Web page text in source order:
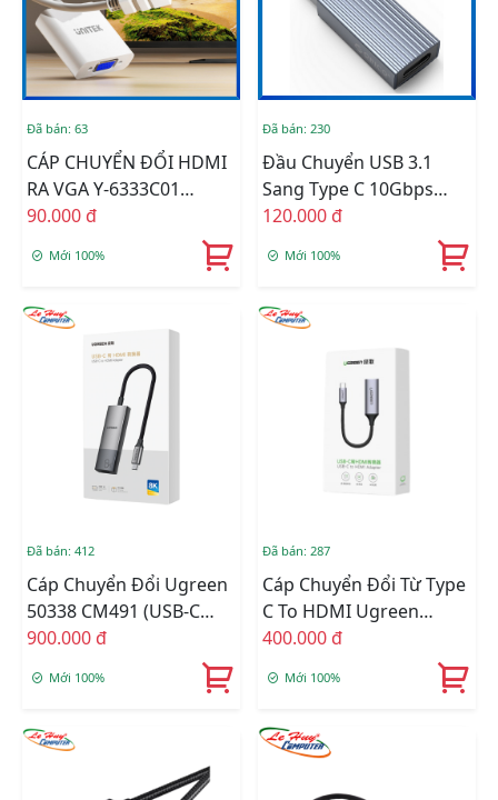
Đã bán: 63
CÁP CHUYỂN ĐỔI HDMI
RA VGA Y-6333C01
UNITEK
90.000 đ
Mới 100%
Đã bán: 230
Đầu Chuyển USB 3.1
Sang Type C 10Gbps
ORICO AH-AC10-GY
120.000 đ
Mới 100%
Đã bán: 412
Cáp Chuyển Đổi Ugreen
50338 CM491 (USB-C
Sang HDMI, 7cm, 8K
900.000 đ
Mới 100%
Đã bán: 287
Cáp Chuyển Đổi Từ Type
C To HDMI Ugreen
(70444)
400.000 đ
Mới 100%